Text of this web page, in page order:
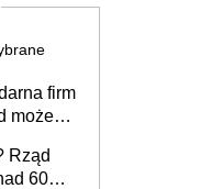
firm
może
Rząd
60